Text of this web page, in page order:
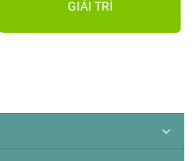
GIẢI TRÍ